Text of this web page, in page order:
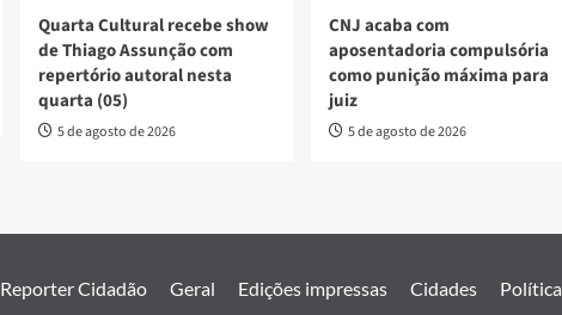
Quarta Cultural recebe show
de Thiago Assunção com
repertório autoral nesta
quarta (05)
5 de agosto de 2026
CNJ acaba com
aposentadoria compulsória
como punição máxima para
juiz
5 de agosto de 2026
Reporter Cidadão Geral Edições impressas Cidades Política